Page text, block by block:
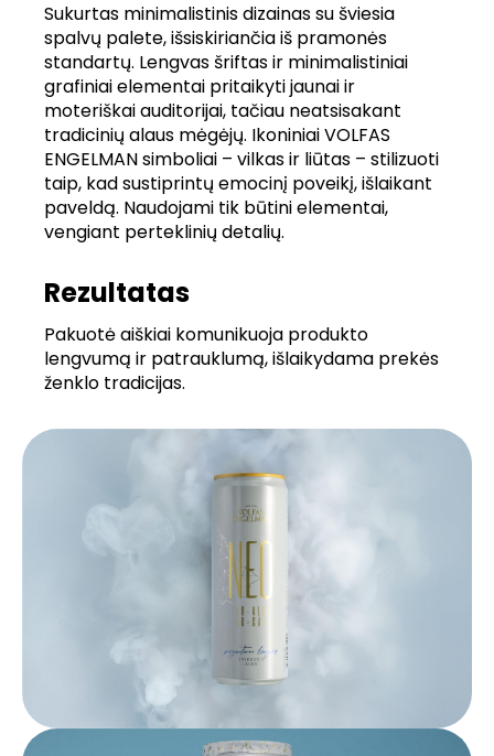
Sukurtas minimalistinis dizainas su šviesia
spalvų palete, išsiskiriančia iš pramonės
standartų. Lengvas šriftas ir minimalistiniai
grafiniai elementai pritaikyti jaunai ir
moteriškai auditorijai, tačiau neatsisakant
tradicinių alaus mėgėjų. Ikoniniai VOLFAS
ENGELMAN simboliai – vilkas ir liūtas – stilizuoti
taip, kad sustiprintų emocinį poveikį, išlaikant
paveldą. Naudojami tik būtini elementai,
vengiant perteklinių detalių.
Rezultatas
Pakuotė aiškiai komunikuoja produkto
lengvumą ir patrauklumą, išlaikydama prekės
ženklo tradicijas.